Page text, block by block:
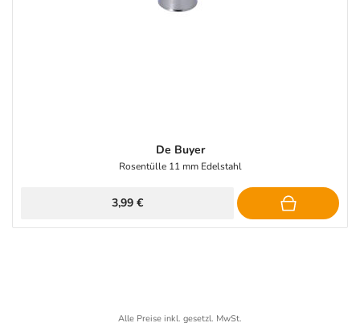
De Buyer
Rosentülle 11 mm Edelstahl
3,99 €
Alle Preise inkl. gesetzl. MwSt.